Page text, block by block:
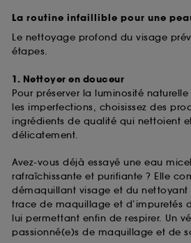
La routine infaillible pour une
Le nettoyage profond du visage
étapes.
1. Nettoyer en douceur
Pour préserver la luminosité
les imperfections, choisissez des
ingrédients de qualité qui nettoient
délicatement.
Avez-vous déjà essayé une eau
rafraîchissante et purifiante ? Elle
démaquillant visage et du nettoyant
trace de maquillage et d’impuretés
lui permettant enfin de respirer. Un
passionné(e)s de maquillage et de